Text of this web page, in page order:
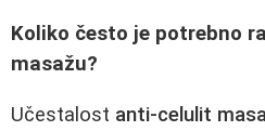
Koliko često je potrebno
masažu?
Učestalost anti-celulit